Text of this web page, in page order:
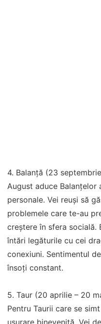
4. Balanță (23
August aduce Balanțelor
personale. Vei reuși să
problemele care te-au
creștere în sfera socială.
întări legăturile cu cei
conexiuni. Sentimentul
însoți constant.
5. Taur (20 aprilie – 20
Pentru Taurii care se
ușurare binevenită. Vei